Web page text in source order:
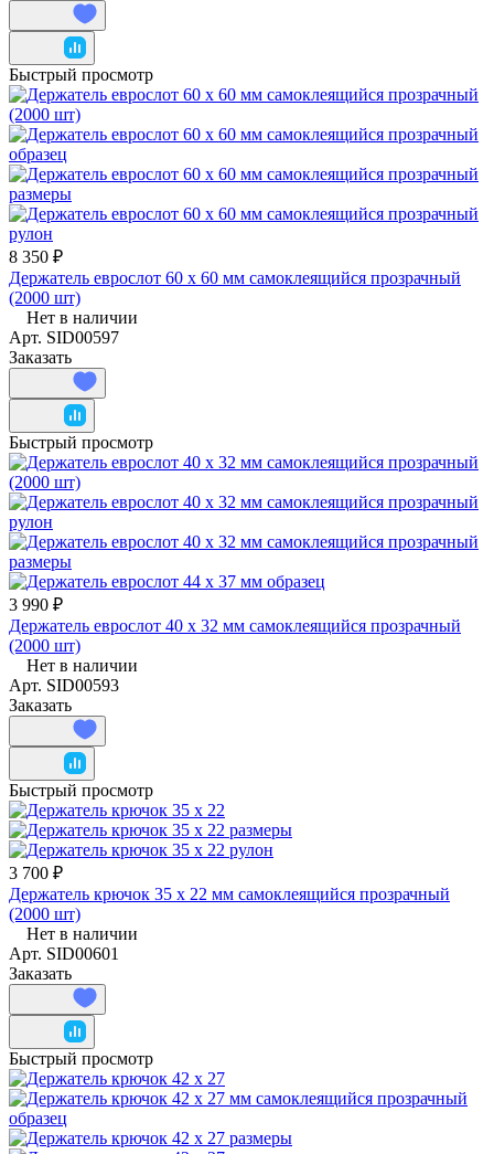
Быстрый просмотр
8 350 ₽
Держатель еврослот 60 х 60 мм самоклеящийся прозрачный
(2000 шт)
Нет в наличии
Арт. SID00597
Заказать
Быстрый просмотр
3 990 ₽
Держатель еврослот 40 х 32 мм самоклеящийся прозрачный
(2000 шт)
Нет в наличии
Арт. SID00593
Заказать
Быстрый просмотр
3 700 ₽
Держатель крючок 35 x 22 мм самоклеящийся прозрачный
(2000 шт)
Нет в наличии
Арт. SID00601
Заказать
Быстрый просмотр